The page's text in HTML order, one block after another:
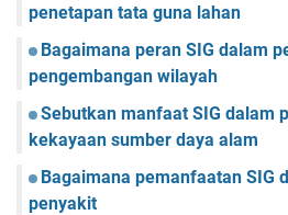
penetapan tata guna lahan
Bagaimana peran SIG dalam
pengembangan wilayah
Sebutkan manfaat SIG dalam
kekayaan sumber daya alam
Bagaimana pemanfaatan SIG
penyakit